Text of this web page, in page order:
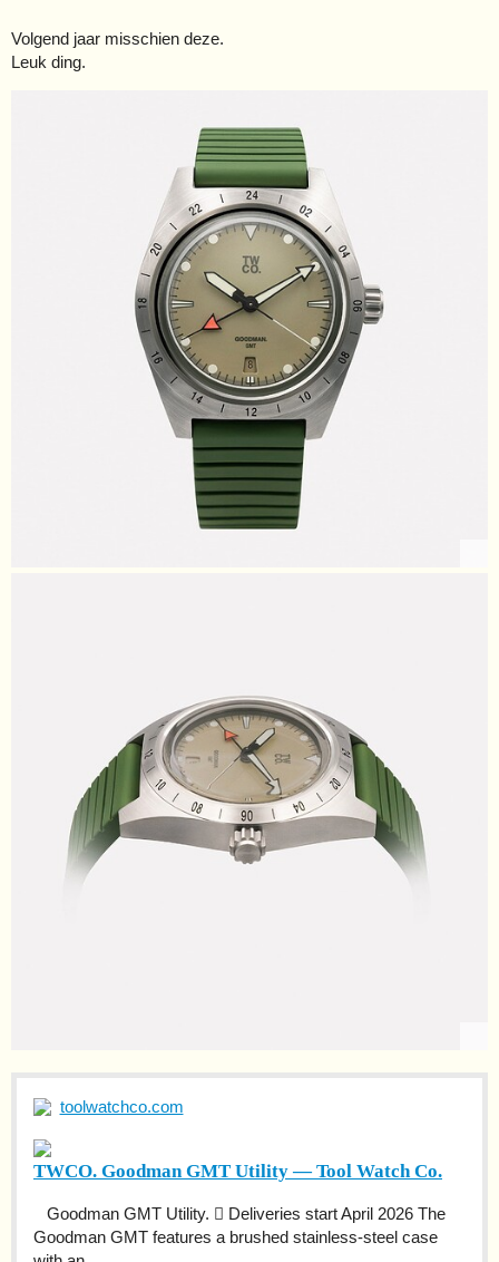
Volgend jaar misschien deze.
Leuk ding.
toolwatchco.com
TWCO. Goodman GMT Utility — Tool Watch Co.
Goodman GMT Utility. ︎︎︎ Deliveries start April 2026 The
Goodman GMT features a brushed stainless-steel case